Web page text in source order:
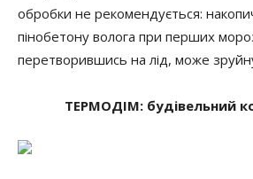
обробки не рекомендується:
пінобетону волога при перших
перетворившись на лід, може
ТЕРМОДІМ: будівельний